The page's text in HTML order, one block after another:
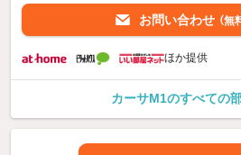
お問い合わせ （無
ほか提供
カーサM1のすべての